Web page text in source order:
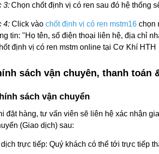
3:Chọn chốt định vị có ren sau đó hệ thống
4: Click vào chốt định vị có ren mstm16 chọn
tin: "Họ tên, số điện thoại liên hệ, địa chỉ
định vị có ren mstm online tại Cơ Khí HTH
sách vận chuyên, thanh toán
sách vận chuyển
đặt hàng, tư vấn viên sẽ liên hệ xác nhận
(Giao dịch) sau:
trực tiếp: Quý khách có thể tới trực tiếp